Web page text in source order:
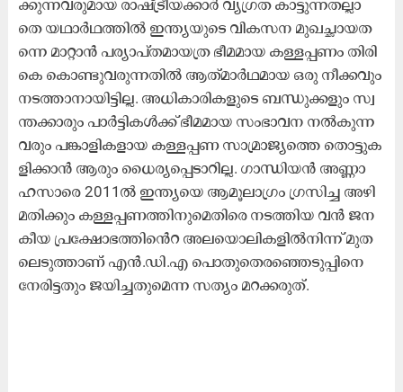
ക്കു​ന്ന​വ​രു​മാ​യ രാ​ഷ്​​ട്രീ​യ​ക്കാ​ർ വ്യ​ഗ്ര​ത കാ​ട്ടു​ന്ന​ത​ല്ലാ​
തെ യ​ഥാ​ർ​ഥ​ത്തി​ൽ ഇ​ന്ത്യ​യു​ടെ വി​ക​സ​ന മു​ഖ​ച്ഛാ​യത​
ന്നെ മാ​റ്റാ​ൻ പ​ര്യാ​പ്​​ത​മാ​യ​ത്ര ഭീ​മ​മാ​യ ക​ള്ള​പ്പ​ണം തി​രി​
കെ കൊ​ണ്ടു​വ​രു​ന്ന​തി​ൽ ആ​ത്​​മാ​ർ​ഥ​മാ​യ ഒ​രു നീ​ക്ക​വും
ന​ട​ത്താ​നാ​യിട്ടി​ല്ല. അ​ധി​കാ​രി​ക​ളു​ടെ ബ​ന്ധു​ക്ക​ളും സ്വ​
ന്ത​ക്കാ​രും പാ​ർ​ട്ടി​ക​ൾ​ക്ക്​ ഭീ​മ​മാ​യ സം​ഭാ​വ​ന ന​ൽ​കു​ന്ന​
വ​രും പ​ങ്കാ​ളി​ക​ളാ​യ ക​ള്ള​പ്പ​ണ സാ​മ്രാ​ജ്യ​ത്തെ തൊ​ട്ടു​ക​
ളി​ക്കാ​ൻ ആ​രും ധൈ​ര്യ​പ്പെ​ടാ​റി​ല്ല. ഗാ​ന്ധി​യ​ൻ അ​ണ്ണാ
ഹ​സാ​രെ 2011ൽ ​ഇ​ന്ത്യ​യെ ആ​മൂ​ലാ​ഗ്രം ഗ്ര​സി​ച്ച അ​ഴി​
മ​തി​ക്കും ക​ള്ള​പ്പ​ണ​ത്തി​നു​മെ​തി​രെ ന​ട​ത്തി​യ വ​ൻ ജ​ന​
കീ​യ പ്ര​േ​ക്ഷാ​ഭ​ത്തി​െ​ൻ​റ അ​ല​യൊ​ലി​ക​ളി​ൽ​നി​ന്ന്​ മു​ത​
ലെ​ടു​ത്താ​ണ്​ എ​ൻ.​ഡി.​എ പൊ​തു​തെ​ര​ഞ്ഞെ​ടു​പ്പി​നെ
നേ​രി​ട്ട​തും ജ​യി​ച്ച​തു​മെ​ന്ന സ​ത്യം മ​റ​ക്ക​രു​ത്.